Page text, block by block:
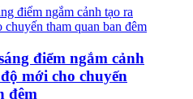
điểm ngắm cảnh
mới cho chuyến
đêm